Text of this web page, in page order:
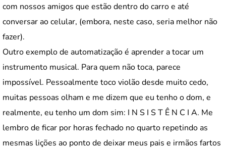
com nossos amigos que estão dentro do carro e até
conversar ao celular, (embora, neste caso, seria melhor não
fazer).
Outro exemplo de automatização é aprender a tocar um
instrumento musical. Para quem não toca, parece
impossível. Pessoalmente toco violão desde muito cedo,
muitas pessoas olham e me dizem que eu tenho o dom, e
realmente, eu tenho um dom sim: I N S I S T Ê N C I A. Me
lembro de ficar por horas fechado no quarto repetindo as
mesmas lições ao ponto de deixar meus pais e irmãos fartos